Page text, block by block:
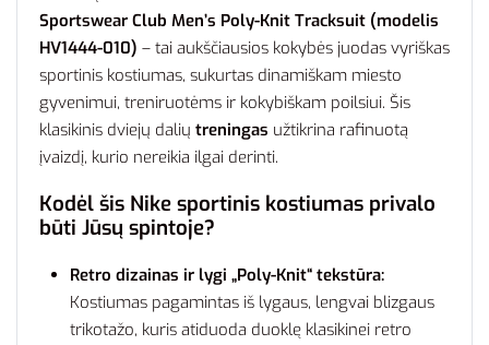
Sportswear Club Men’s Poly-Knit Tracksuit (modelis
HV1444-010) – tai aukščiausios kokybės juodas vyriškas
sportinis kostiumas, sukurtas dinamiškam miesto
gyvenimui, treniruotėms ir kokybiškam poilsiui. Šis
klasikinis dviejų dalių treningas užtikrina rafinuotą
įvaizdį, kurio nereikia ilgai derinti.
Kodėl šis Nike sportinis kostiumas privalo
būti Jūsų spintoje?
Retro dizainas ir lygi „Poly-Knit“ tekstūra:
Kostiumas pagamintas iš lygaus, lengvai blizgaus
trikotažo, kuris atiduoda duoklę klasikinei retro